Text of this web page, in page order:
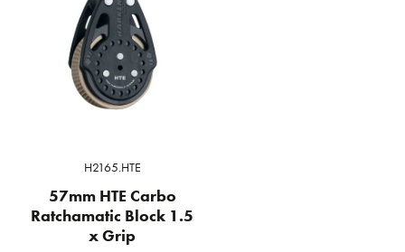
H2165.HTE
57mm HTE Carbo
Ratchamatic Block 1.5
x Grip